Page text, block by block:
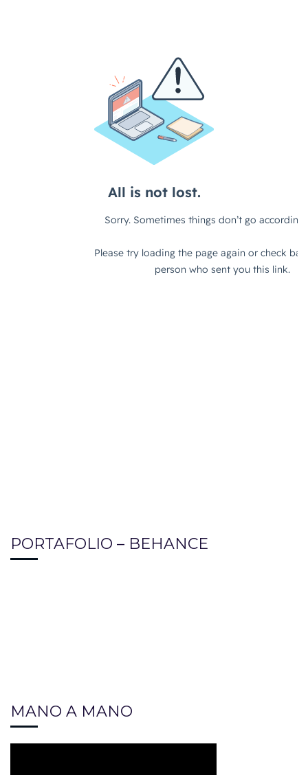
PORTAFOLIO – BEHANCE
MANO A MANO